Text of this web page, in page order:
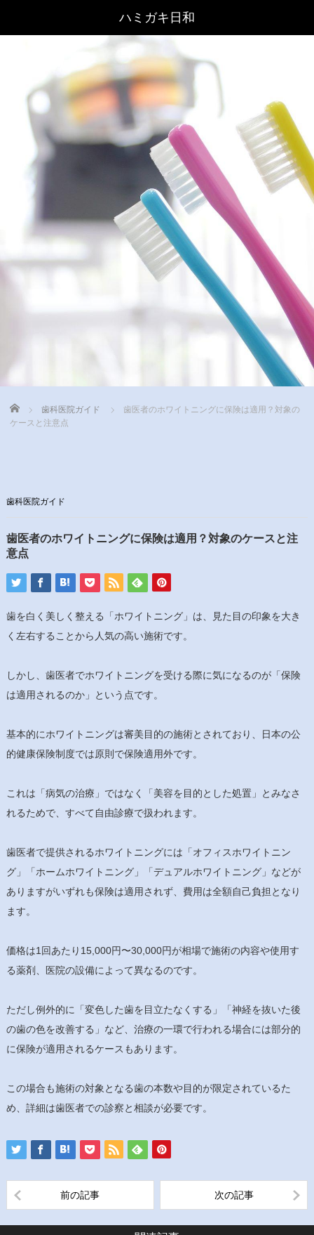
Home 歯科医院ガイド
歯医者のホワイトニングに保険は適用？対象の
ケースと注意点
歯科医院ガイド
歯医者のホワイトニングに保険は適用？対象のケースと注
意点
歯を白く美しく整える「ホワイトニング」は、見た目の印象を大き
く左右することから人気の高い施術です。
しかし、歯医者でホワイトニングを受ける際に気になるのが「保険
は適用されるのか」という点です。
基本的にホワイトニングは審美目的の施術とされており、日本の公
的健康保険制度では原則で保険適用外です。
これは「病気の治療」ではなく「美容を目的とした処置」とみなさ
れるためで、すべて自由診療で扱われます。
歯医者で提供されるホワイトニングには「オフィスホワイトニン
グ」「ホームホワイトニング」「デュアルホワイトニング」などが
ありますがいずれも保険は適用されず、費用は全額自己負担となり
ます。
価格は1回あたり15,000円〜30,000円が相場で施術の内容や使用す
る薬剤、医院の設備によって異なるのです。
ただし例外的に「変色した歯を目立たなくする」「神経を抜いた後
の歯の色を改善する」など、治療の一環で行われる場合には部分的
に保険が適用されるケースもあります。
この場合も施術の対象となる歯の本数や目的が限定されているた
め、詳細は歯医者での診察と相談が必要です。
前の記事 次の記事